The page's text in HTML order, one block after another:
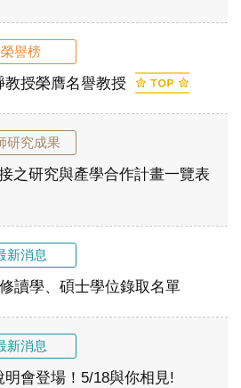
榮譽榜
教授榮膺名譽教授
研究成果
之研究與產學合作計畫一覽表
新消息
讀學、碩士學位錄取名單
新消息
明會登場！5/18與你相見!